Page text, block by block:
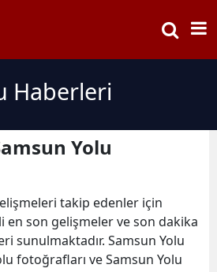
Haberleri
Yolu
takip edenler için
en son gelişmeler ve son dakika
sunulmaktadır. Samsun Yolu
fotoğrafları ve Samsun Yolu